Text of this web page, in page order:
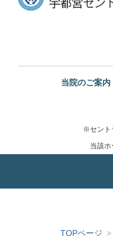
当院のご案内
※セント
当該ホ
TOPページ >